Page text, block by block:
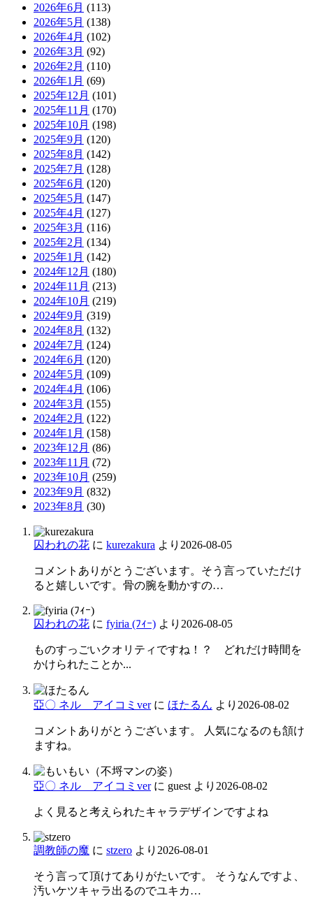
2026年6月 (113)
2026年5月 (138)
2026年4月 (102)
2026年3月 (92)
2026年2月 (110)
2026年1月 (69)
2025年12月 (101)
2025年11月 (170)
2025年10月 (198)
2025年9月 (120)
2025年8月 (142)
2025年7月 (128)
2025年6月 (120)
2025年5月 (147)
2025年4月 (127)
2025年3月 (116)
2025年2月 (134)
2025年1月 (142)
2024年12月 (180)
2024年11月 (213)
2024年10月 (219)
2024年9月 (319)
2024年8月 (132)
2024年7月 (124)
2024年6月 (120)
2024年5月 (109)
2024年4月 (106)
2024年3月 (155)
2024年2月 (122)
2024年1月 (158)
2023年12月 (86)
2023年11月 (72)
2023年10月 (259)
2023年9月 (832)
2023年8月 (30)
囚われの花 に kurezakura より 2026-08-05
コメントありがとうございます。そう言っていただけ
ると嬉しいです。骨の腕を動かすの…
囚われの花 に fyiria (ﾌｨｰ) より 2026-08-05
ものすっごいクオリティですね！？ どれだけ時間を
かけられたことか...
亞〇 ネル アイコミverに ほたるん より 2026-08-02
コメントありがとうございます。 人気になるのも頷け
ますね。
亞〇 ネル アイコミverに guest より 2026-08-02
よく見ると考えられたキャラデザインですよね
調教師の魔 に stzero より 2026-08-01
そう言って頂けてありがたいです。 そうなんですよ、
汚いケツキャラ出るのでユキカ…